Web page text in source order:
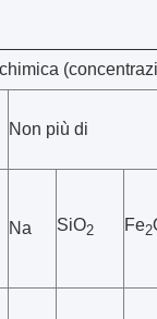
Non più di
Na SiO2 Fe2